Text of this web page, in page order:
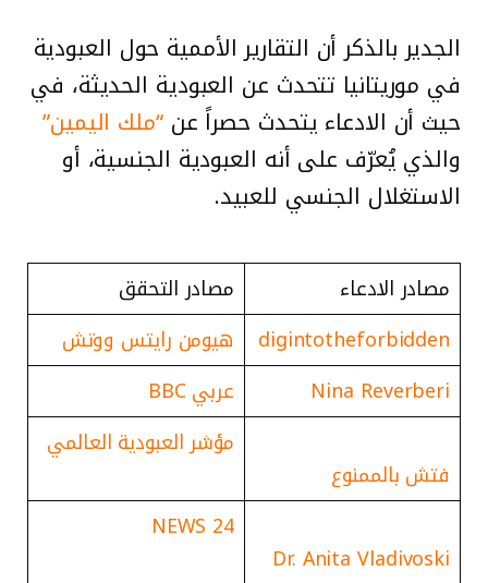
الجدير بالذكر أن التقارير الأممية حول العبودية
في موريتانيا تتحدث عن العبودية الحديثة، في
حيث أن الادعاء يتحدث حصراً عن “ملك اليمين”
والذي يُعرّف على أنه العبودية الجنسية، أو
الاستغلال الجنسي للعبيد.
مصادر الادعاء
مصادر التحقق
digintotheforbidden
هيومن رايتس ووتش
Nina Reverberi
عربي BBC
فتش بالممنوع
مؤشر العبودية العالمي
Dr. Anita Vladivoski
NEWS 24